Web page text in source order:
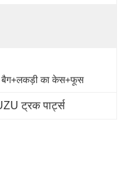
बैग+लकड़ी का केस+फूस
ट्रक पार्ट्स